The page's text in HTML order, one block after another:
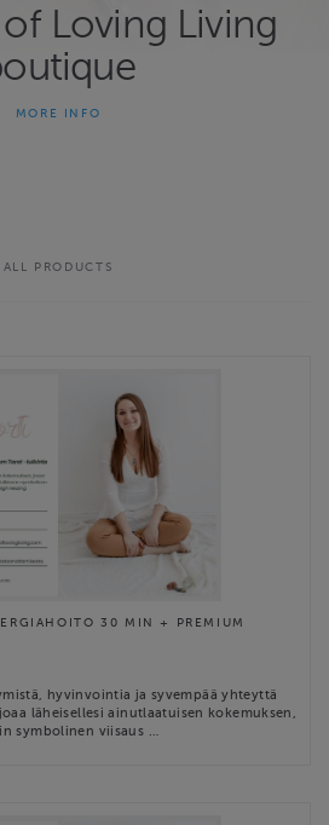
Loving Living
tulkintojen avulla.
MORE INFO
ALL PRODUCTS
30 MIN + PREMIUM
hyvinvointia ja syvempää yhteyttä
läheisellesi ainutlaatuisen kokemuksen,
symbolinen viisaus …